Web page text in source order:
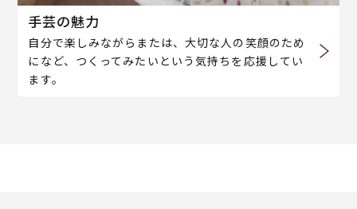
手芸の魅力
自分で楽しみながらまたは、大切な人の笑顔のため
になど、つくってみたいという気持ちを応援してい
ます。